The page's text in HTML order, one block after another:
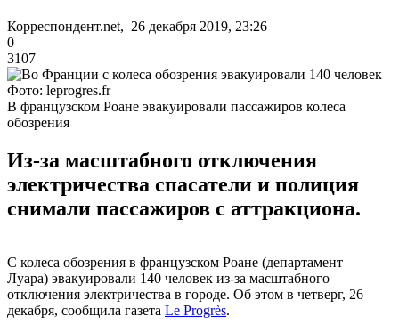
Корреспондент.net, 26 декабря 2019, 23:26
0
3107
Фото: leprogres.fr
В французском Роане эвакуировали пассажиров колеса
обозрения
Из-за масштабного отключения
электричества спасатели и полиция
снимали пассажиров с аттракциона.
С колеса обозрения в французском Роане (департамент
Луара) эвакуировали 140 человек из-за масштабного
отключения электричества в городе. Об этом в четверг, 26
декабря, сообщила газета Le Progrès.